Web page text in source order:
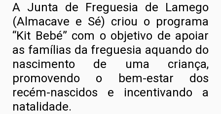
A Junta de Freguesia de Lamego
(Almacave e Sé) criou o programa
“Kit Bebé” com o objetivo de apoiar
as famílias da freguesia aquando do
nascimento de uma criança,
promovendo o bem-estar dos
recém-nascidos e incentivando a
natalidade.